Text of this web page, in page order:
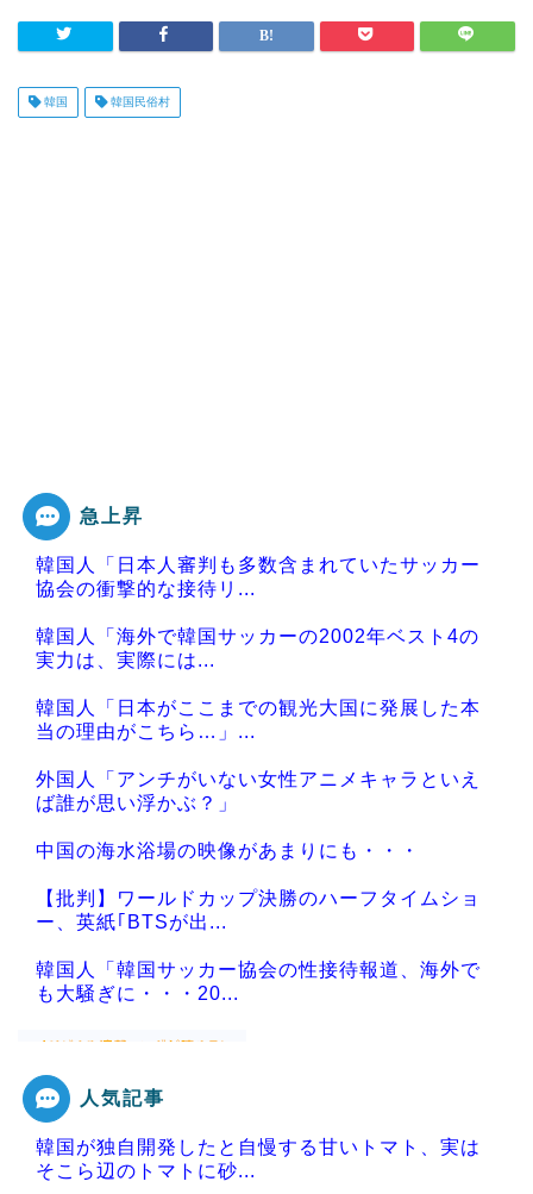
韓国 韓国民俗村
急上昇
韓国人「日本人審判も多数含まれていたサッカー
協会の衝撃的な接待リ...
韓国人「海外で韓国サッカーの2002年ベスト4の
実力は、実際には...
韓国人「日本がここまでの観光大国に発展した本
当の理由がこちら…」...
外国人「アンチがいない女性アニメキャラといえ
ば誰が思い浮かぶ？」
中国の海水浴場の映像があまりにも・・・
【批判】ワールドカップ決勝のハーフタイムショ
ー、英紙｢BTSが出...
韓国人「韓国サッカー協会の性接待報道、海外で
も大騒ぎに・・・20...
Powered by livedoor 相互RSS
人気記事
韓国が独自開発したと自慢する甘いトマト、実は
そこら辺のトマトに砂...